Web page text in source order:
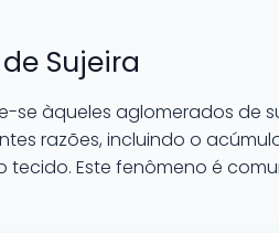
Sujeira
se àqueles aglomerados de
razões, incluindo o
tecido. Este fenômeno é